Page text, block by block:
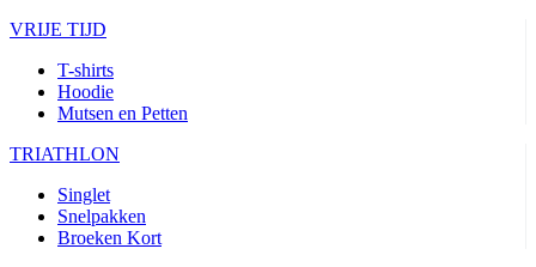
VRIJE TIJD
T-shirts
Hoodie
Mutsen en Petten
TRIATHLON
Singlet
Snelpakken
Broeken Kort